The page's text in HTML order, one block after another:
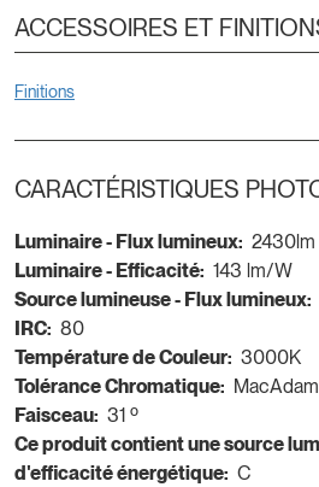
ACCESSOIRES ET
Finitions
CARACTÉRISTIQUES
Luminaire - Flux lumineux: 2430lm
Luminaire - Efficacité: 143 lm/W
Source lumineuse - Flux lumineux:
IRC: 80
Température de Couleur: 3000K
Tolérance Chromatique:
Faisceau: 31 º
Ce produit contient une source
d'efficacité énergétique: C